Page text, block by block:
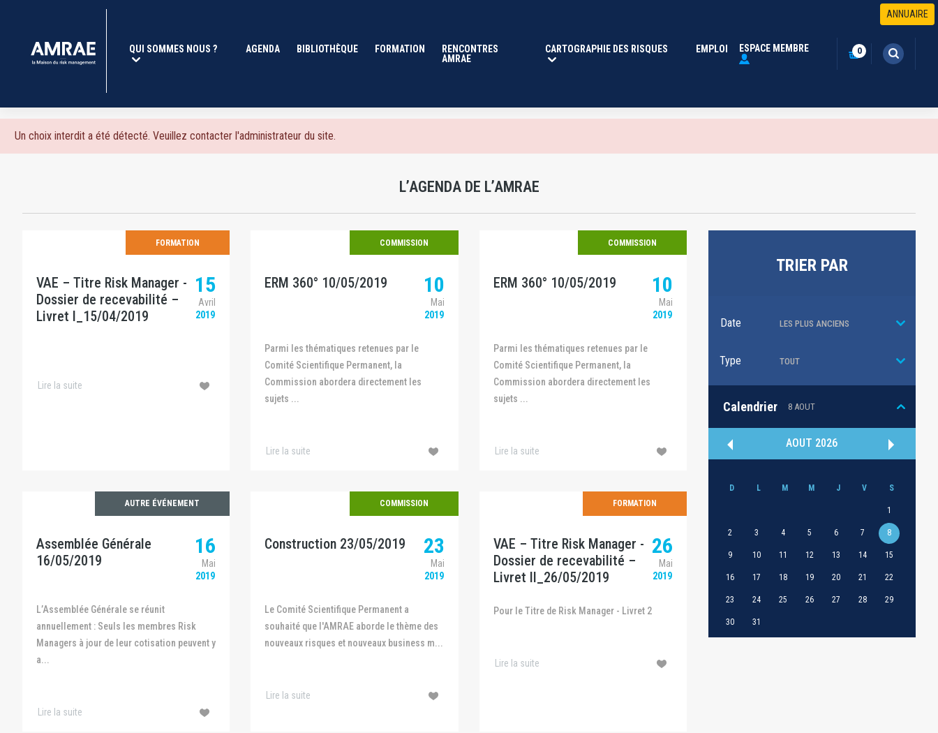
contenu
principal
L'agenda de l'amrae | AMRAE
Navigation
QUI SOMMES NOUS ? (CURRENT)AGENDA BIBLIOTHÈQUE FORMATION
RENCONTRES
AMRAE
CARTOGRAPHIE DES RISQUES (CURRENT)
EMPLOI ESPACE MEMBRE 0
ANNUAIRE
Message
Un choix interdit a été détecté. Veuillez contacter l'administrateur du site.
L’AGENDA DE L’AMRAE
FORMATION
VAE – Titre Risk Manager -
Dossier de recevabilité –
Livret I_15/04/2019
15
Avril
2019
Lire la suite
COMMISSION
ERM 360° 10/05/2019 10
Mai
2019
Parmi les thématiques retenues par le
Comité Scientifique Permanent, la
Commission abordera directement les
sujets ...
Lire la suite
COMMISSION
ERM 360° 10/05/2019 10
Mai
2019
Parmi les thématiques retenues par le
Comité Scientifique Permanent, la
Commission abordera directement les
sujets ...
Lire la suite
AUTRE ÉVÉNEMENT
Assemblée Générale
16/05/2019
16
Mai
2019
L’Assemblée Générale se réunit
annuellement : Seuls les membres Risk
Managers à jour de leur cotisation peuvent y
a...
Lire la suite
COMMISSION
Construction 23/05/2019 23
Mai
2019
Le Comité Scientifique Permanent a
souhaité que l'AMRAE aborde le thème des
nouveaux risques et nouveaux business m...
Lire la suite
FORMATION
VAE – Titre Risk Manager -
Dossier de recevabilité –
Livret II_26/05/2019
26
Mai
2019
Pour le Titre de Risk Manager - Livret 2
Lire la suite
TRIER PAR
Date
Type
Calendrier 8 AOUT
AOUT 2026
D L M M J V S
1
2 3 4 5 6 7 8
9 10 11 12 13 14 15
16 17 18 19 20 21 22
23 24 25 26 27 28 29
30 31